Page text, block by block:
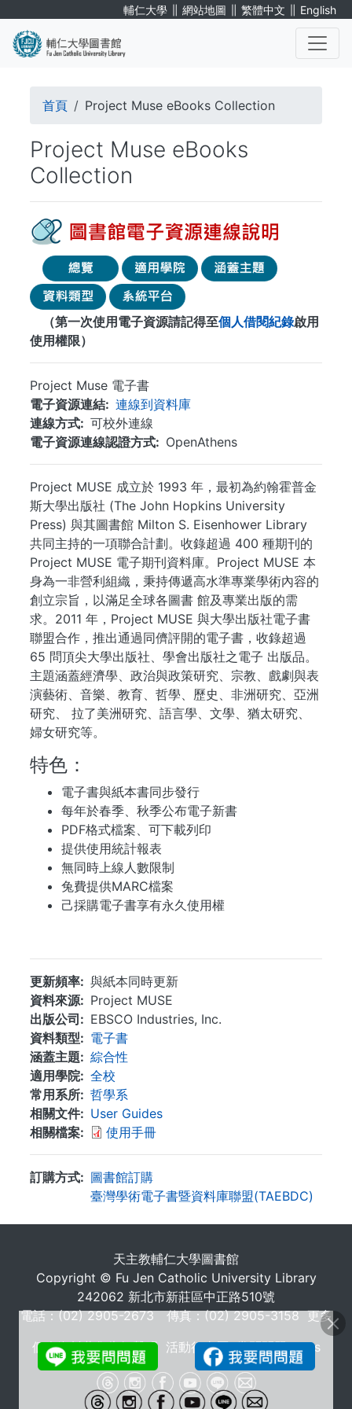
輔仁大學 ∥ 網站地圖 ∥ 繁體中文 ∥ English
導
連
結
首頁 Project Muse eBooks Collection
Project Muse eBooks
Collection
（第一次使用電子資源請記得至個人借閱紀錄啟用
使用權限）
Project Muse 電子書
電子資源連結
連線到資料庫
連線方式
可校外連線
電子資源連線認證方式
OpenAthens
Project MUSE 成立於 1993 年，最初為約翰霍普金
斯大學出版社 (The John Hopkins University
Press) 與其圖書館 Milton S. Eisenhower Library
共同主持的一項聯合計劃。收錄超過 400 種期刊的
Project MUSE 電子期刊資料庫。Project MUSE 本
身為一非營利組織，秉持傳遞高水準專業學術內容的
創立宗旨，以滿足全球各圖書 館及專業出版的需
求。2011 年，Project MUSE 與大學出版社電子書
聯盟合作，推出通過同儕評開的電子書，收錄超過
65 問頂尖大學出版社、學會出版社之電子 出版品。
主題涵蓋經濟學、政治與政策研究、宗教、戲劇與表
演藝術、音樂、教育、哲學、歷史、非洲研究、亞洲
研究、 拉了美洲研究、語言學、文學、猶太研究、
婦女研究等。
特色：
電子書與紙本書同步發行
每年於春季、秋季公布電子新書
PDF格式檔案、可下載列印
提供使用統計報表
無同時上線人數限制
兔費提供MARC檔案
己採購電子書享有永久使用權
更新頻率
與紙本同時更新
資料來源
Project MUSE
出版公司
EBSCO Industries, Inc.
資料類型
電子書
涵蓋主題
綜合性
適用學院
全校
常用系所
哲學系
相關文件
User Guides
相關檔案
使用手冊
訂購方式
圖書館訂購
臺灣學術電子書暨資料庫聯盟(TAEBDC)
天主教輔仁大學圖書館
Copyright © Fu Jen Catholic University Library
242062 新北市新莊區中正路510號
電話：(02) 2905-2673 傳真：(02) 2905-3158更多
個人資料蒐集告知聲明 活動行事曆 常問問題 FAQs